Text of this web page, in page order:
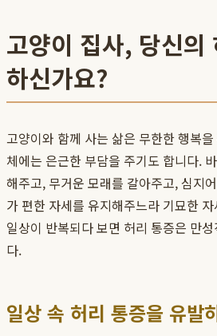
고양이 집사, 당신의
하신가요?
고양이와 함께 사는 삶은 무한한 행복
체에는 은근한 부담을 주기도 합니다.
해주고, 무거운 모래를 갈아주고, 심지
가 편한 자세를 유지해주느라 기묘한
일상이 반복되다 보면 허리 통증은 만
다.
일상 속 허리 통증을 유발